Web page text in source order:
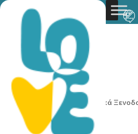
You are here: Home Ιστορικά
Ιστορικά Ξενοδοχεία